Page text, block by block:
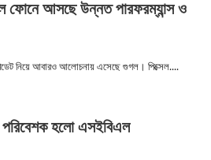
ফোনে আসছে উন্নত পারফরম্যান্স ও
নিয়ে আবারও আলোচনায় এসেছে গুগল। পিক্সেল....
পরিবেশক হলো এসইবিএল